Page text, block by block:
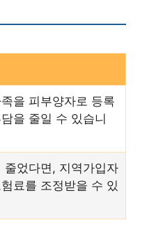
을 피부양자로 등록
을 줄일 수 있습니
줄었다면, 지역가입자
료를 조정받을 수 있